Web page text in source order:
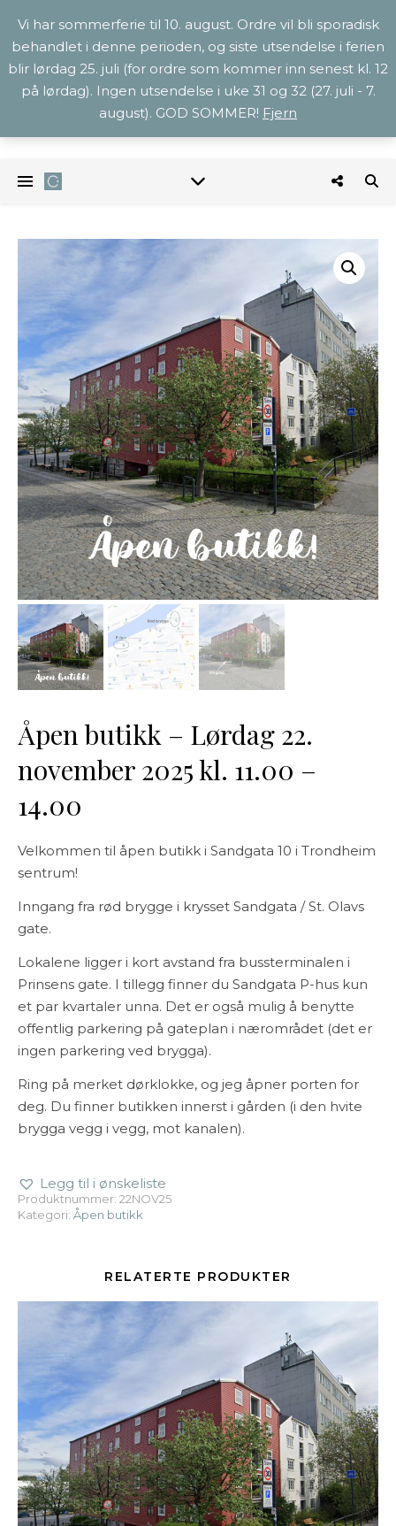
Åpen butikk – Lørdag 22.
november 2025 kl. 11.00 –
14.00
Velkommen til åpen butikk i Sandgata 10 i Trondheim
sentrum!
Inngang fra rød brygge i krysset Sandgata / St. Olavs
gate.
Lokalene ligger i kort avstand fra bussterminalen i
Prinsens gate. I tillegg finner du Sandgata P-hus kun
et par kvartaler unna. Det er også mulig å benytte
offentlig parkering på gateplan i nærområdet (det er
ingen parkering ved brygga).
Ring på merket dørklokke, og jeg åpner porten for
deg. Du finner butikken innerst i gården (i den hvite
brygga vegg i vegg, mot kanalen).
Legg til i ønskeliste
Produktnummer: 22NOV25
Kategori: Åpen butikk
RELATERTE PRODUKTER
Vi har sommerferie til 10. august. Ordre vil bli sporadisk
behandlet i denne perioden, og siste utsendelse i ferien
blir lørdag 25. juli (for ordre som kommer inn senest kl. 12
på lørdag). Ingen utsendelse i uke 31 og 32 (27. juli - 7.
august). GOD SOMMER! Fjern